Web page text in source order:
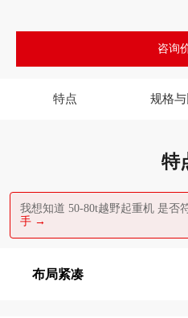
咨询
特点 规格
特
我想知道 50-80t越野起重机 是否
手 →
布局紧凑